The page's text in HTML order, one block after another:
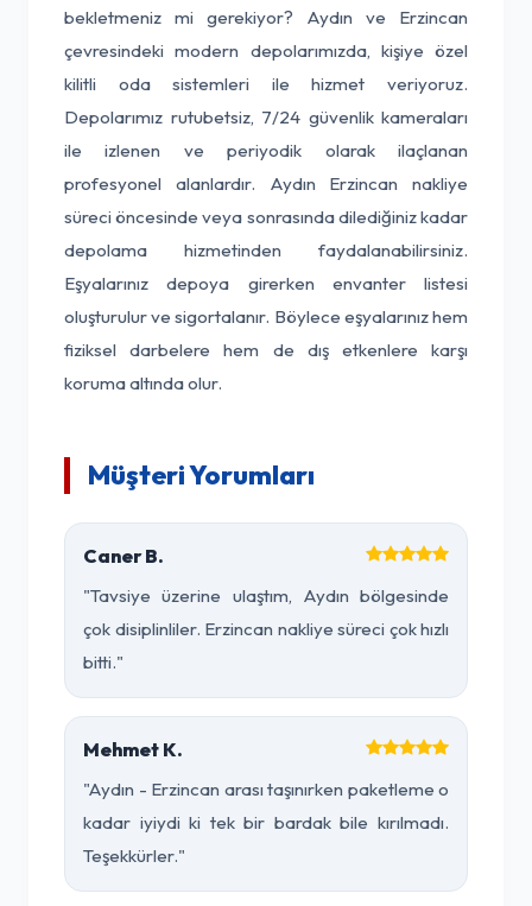
bekletmeniz mi gerekiyor? Aydın ve Erzincan
çevresindeki modern depolarımızda, kişiye özel
kilitli oda sistemleri ile hizmet veriyoruz.
Depolarımız rutubetsiz, 7/24 güvenlik kameraları
ile izlenen ve periyodik olarak ilaçlanan
profesyonel alanlardır. Aydın Erzincan nakliye
süreci öncesinde veya sonrasında dilediğiniz kadar
depolama hizmetinden faydalanabilirsiniz.
Eşyalarınız depoya girerken envanter listesi
oluşturulur ve sigortalanır. Böylece eşyalarınız hem
fiziksel darbelere hem de dış etkenlere karşı
koruma altında olur.
Müşteri Yorumları
Caner B.
"Tavsiye üzerine ulaştım, Aydın bölgesinde
çok disiplinliler. Erzincan nakliye süreci çok hızlı
bitti."
Mehmet K.
"Aydın - Erzincan arası taşınırken paketleme o
kadar iyiydi ki tek bir bardak bile kırılmadı.
Teşekkürler."